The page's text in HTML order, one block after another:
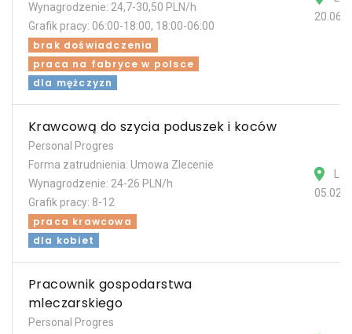
Wynagrodzenie: 24,7-30,50 PLN/h
Grafik pracy: 06:00-18:00, 18:00-06:00
brak doświadczenia
praca na fabryce w polsce
dla mężczyzn
Krawcową do szycia poduszek i koców
Personal Progres
Forma zatrudnienia: Umowa Zlecenie
Wynagrodzenie: 24-26 PLN/h
Grafik pracy: 8-12
praca krawcowa
dla kobiet
Pracownik gospodarstwa
mleczarskiego
Personal Progres